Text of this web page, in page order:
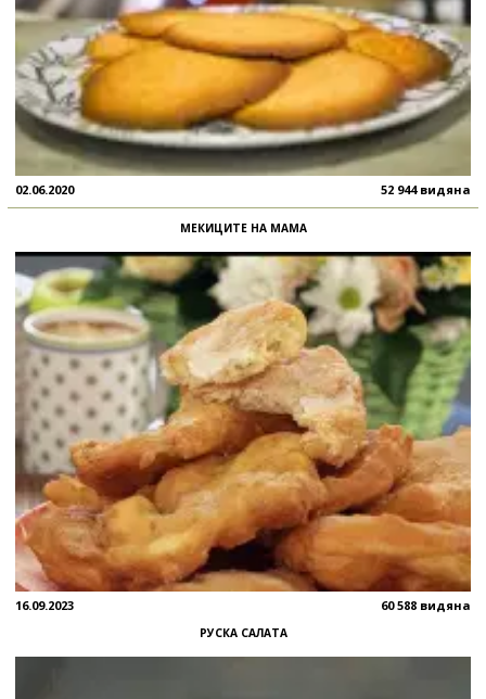
02.06.2020 52 944 видяна
МЕКИЦИТЕ НА МАМА
16.09.2023 60 588 видяна
РУСКА САЛАТА